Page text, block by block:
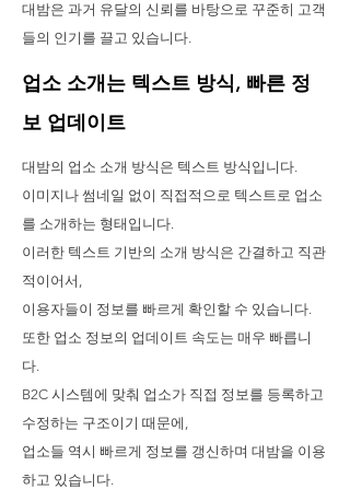
대밤은 과거 유달의 신뢰를 바탕으로 꾸준히 고객
들의 인기를 끌고 있습니다.
업소 소개는 텍스트 방식, 빠른 정
보 업데이트
대밤의 업소 소개 방식은 텍스트 방식입니다.
이미지나 썸네일 없이 직접적으로 텍스트로 업소
를 소개하는 형태입니다.
이러한 텍스트 기반의 소개 방식은 간결하고 직관
적이어서,
이용자들이 정보를 빠르게 확인할 수 있습니다.
또한 업소 정보의 업데이트 속도는 매우 빠릅니
다.
B2C 시스템에 맞춰 업소가 직접 정보를 등록하고
수정하는 구조이기 때문에,
업소들 역시 빠르게 정보를 갱신하며 대밤을 이용
하고 있습니다.